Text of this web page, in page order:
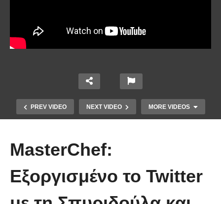
PREV VIDEO NEXT VIDEO MORE VIDEOS
MasterChef:
Εξοργισμένο το Twitter